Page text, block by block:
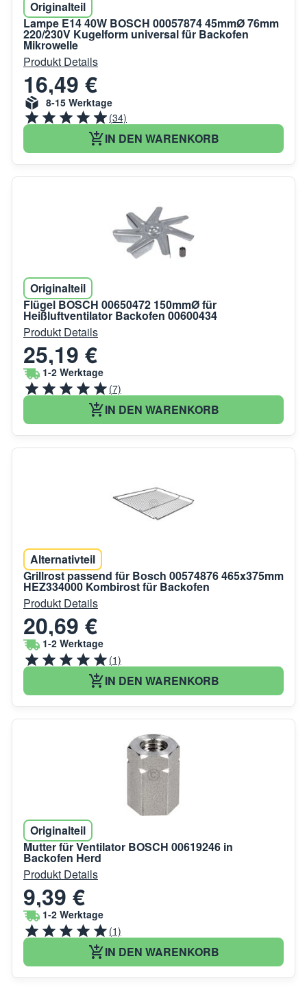
Originalteil
Lampe E14 40W BOSCH 00057874 45mmØ 76mm
220/230V Kugelform universal für Backofen
Mikrowelle
Produkt Details
16,49 €
8-15 Werktage
(34)
IN DEN WARENKORB
Originalteil
Flügel BOSCH 00650472 150mmØ für
Heißluftventilator Backofen 00600434
Produkt Details
25,19 €
1-2 Werktage
(7)
IN DEN WARENKORB
Alternativteil
Grillrost passend für Bosch 00574876 465x375mm
HEZ334000 Kombirost für Backofen
Produkt Details
20,69 €
1-2 Werktage
(1)
IN DEN WARENKORB
Originalteil
Mutter für Ventilator BOSCH 00619246 in
Backofen Herd
Produkt Details
9,39 €
1-2 Werktage
(1)
IN DEN WARENKORB